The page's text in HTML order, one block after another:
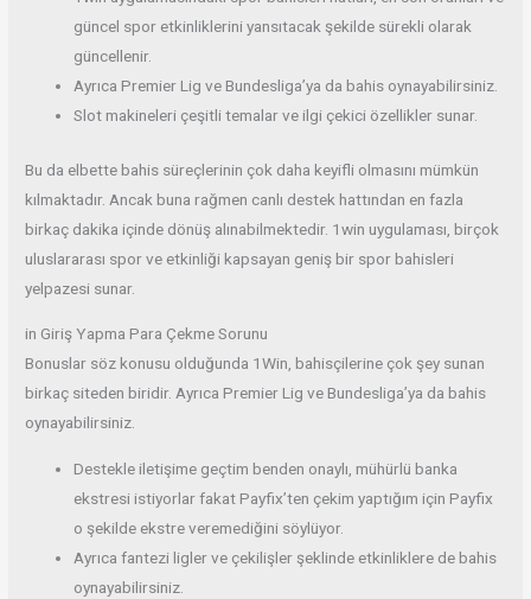
güncel spor etkinliklerini yansıtacak şekilde sürekli olarak
güncellenir.
Ayrıca Premier Lig ve Bundesliga’ya da bahis oynayabilirsiniz.
Slot makineleri çeşitli temalar ve ilgi çekici özellikler sunar.
Bu da elbette bahis süreçlerinin çok daha keyifli olmasını mümkün
kılmaktadır. Ancak buna rağmen canlı destek hattından en fazla
birkaç dakika içinde dönüş alınabilmektedir. 1win uygulaması, birçok
uluslararası spor ve etkinliği kapsayan geniş bir spor bahisleri
yelpazesi sunar.
in Giriş Yapma Para Çekme Sorunu
Bonuslar söz konusu olduğunda 1Win, bahisçilerine çok şey sunan
birkaç siteden biridir. Ayrıca Premier Lig ve Bundesliga’ya da bahis
oynayabilirsiniz.
Destekle iletişime geçtim benden onaylı, mühürlü banka
ekstresi istiyorlar fakat Payfix’ten çekim yaptığım için Payfix
o şekilde ekstre veremediğini söylüyor.
Ayrıca fantezi ligler ve çekilişler şeklinde etkinliklere de bahis
oynayabilirsiniz.